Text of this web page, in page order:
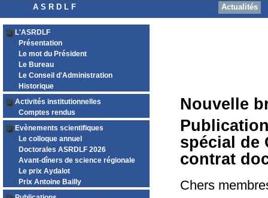
A S R D L F Actualités
L'ASRDLF
Présentation
Le mot du Président
Le Bureau
Le Conseil d'Administration
Historique
Activités institutionnelles
Comptes rendus
Evènements scientifiques
Le colloque annuel
Doctorales ASRDLF 2026
Avant-dîners de science régionale
Le prix Aydalot
Prix Antoine Bailly
Nouvelle
spécial de
contrat
Chers